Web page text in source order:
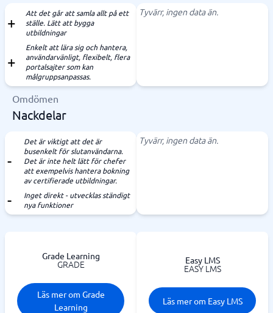
Att det går att samla allt på ett
ställe. Lätt att bygga
utbildningar
Enkelt att lära sig och hantera,
användarvänligt, flexibelt, flera
portalsajter som kan
målgruppsanpassas.
Tyvärr, ingen data än.
Omdömen
Nackdelar
Det är viktigt att det är
busenkelt för slutanvändarna.
Det är inte helt lätt för chefer
att exempelvis hantera bokning
av certifierade utbildningar.
Inget direkt - utvecklas ständigt
nya funktioner
Tyvärr, ingen data än.
Grade Learning
GRADE
Läs mer om Grade
Learning
Easy LMS
EASY LMS
Läs mer om Easy LMS